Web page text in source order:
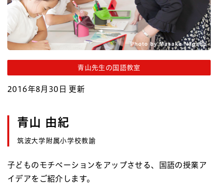
青山先生の国語教室
2016年8月30日 更新
青山 由紀
筑波大学附属小学校教諭
子どものモチベーションをアップさせる、国語の授業ア
イデアをご紹介します。